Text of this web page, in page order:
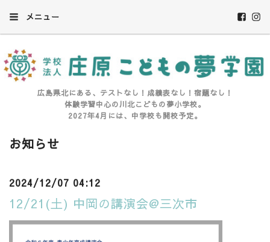
メニュー
広島県北にある、テストなし！成績表なし！宿題なし！
体験学習中心の川北こどもの夢小学校。
2027年4月には、中学校も開校予定。
お知らせ
2024/12/07 04:12
12/21(土) 中岡の講演会@三次市